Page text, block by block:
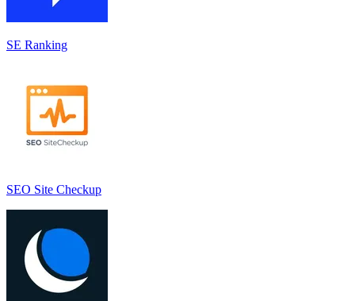
SE Ranking
SEO Site Checkup